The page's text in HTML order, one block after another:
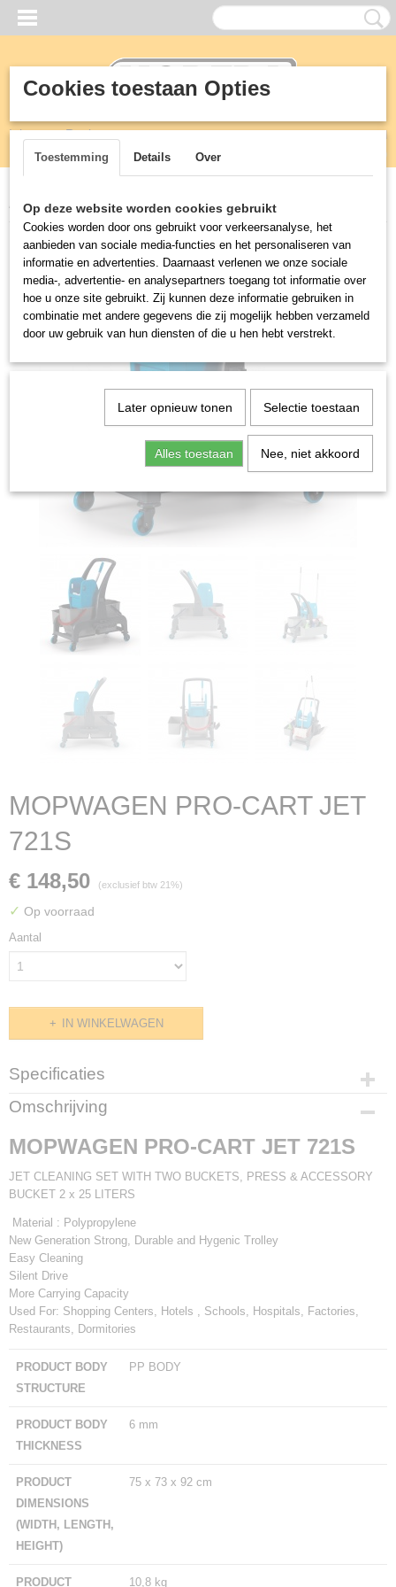
Inloggen Registreren
(0)
Home >Horeca>HACCP>MOPWAGEN PRO-CART JET 721S
MOPWAGEN PRO-CART JET
721S
€ 148,50 (exclusief btw 21%)
✓ Op voorraad
Aantal
IN WINKELWAGEN
Specificaties
Productcode
Omschrijving
MOPWAGEN PRO-CART JET 721S
JET CLEANING SET WITH TWO BUCKETS, PRESS & ACCESSORY
BUCKET 2 x 25 LITERS
Material : Polypropylene
New Generation Strong, Durable and Hygenic Trolley
Easy Cleaning
Silent Drive
More Carrying Capacity
Used For: Shopping Centers, Hotels , Schools, Hospitals, Factories,
Restaurants, Dormitories
PRODUCT BODY
STRUCTURE
PP BODY
PRODUCT BODY
THICKNESS
6 mm
PRODUCT
DIMENSIONS
(WIDTH, LENGTH,
HEIGHT)
75 x 73 x 92 cm
PRODUCT 10,8 kg
Cookies toestaan Opties
Toestemming Details Over
Op deze website worden cookies gebruikt
Cookies worden door ons gebruikt voor verkeersanalyse, het
aanbieden van sociale media-functies en het personaliseren van
informatie en advertenties. Daarnaast verlenen we onze sociale
media-, advertentie- en analysepartners toegang tot informatie over
hoe u onze site gebruikt. Zij kunnen deze informatie gebruiken in
combinatie met andere gegevens die zij mogelijk hebben verzameld
door uw gebruik van hun diensten of die u hen hebt verstrekt.
Later opnieuw tonen Selectie toestaan
Alles toestaan Nee, niet akkoord